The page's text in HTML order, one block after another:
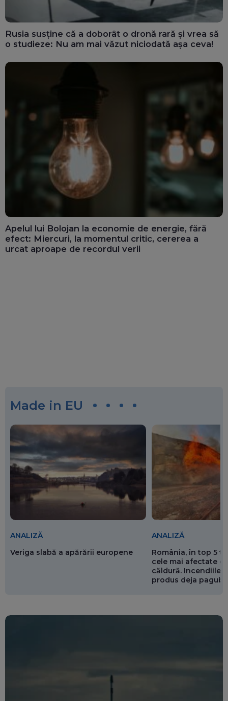
Rusia susține că a doborât o dronă rară și vrea să
o studieze: Nu am mai văzut niciodată așa ceva!
Apelul lui Bolojan la economie de energie, fără
efect: Miercuri, la momentul critic, cererea a
urcat aproape de recordul verii
Made in EU
ANALIZĂ
Veriga slabă a apărării europene
ANALIZĂ
România, în top 5
cele mai afectate
căldură. Incendiile
produs deja